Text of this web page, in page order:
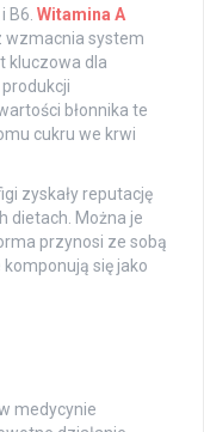
B6. Witamina A
wzmacnia system
kluczowa dla
błonnika te
cukru we krwi
zyskały reputację
dietach. Można je
przynosi ze sobą
się jako
medycynie